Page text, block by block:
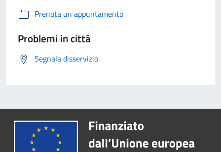
Prenota un appuntamento
Problemi in città
Segnala disservizio